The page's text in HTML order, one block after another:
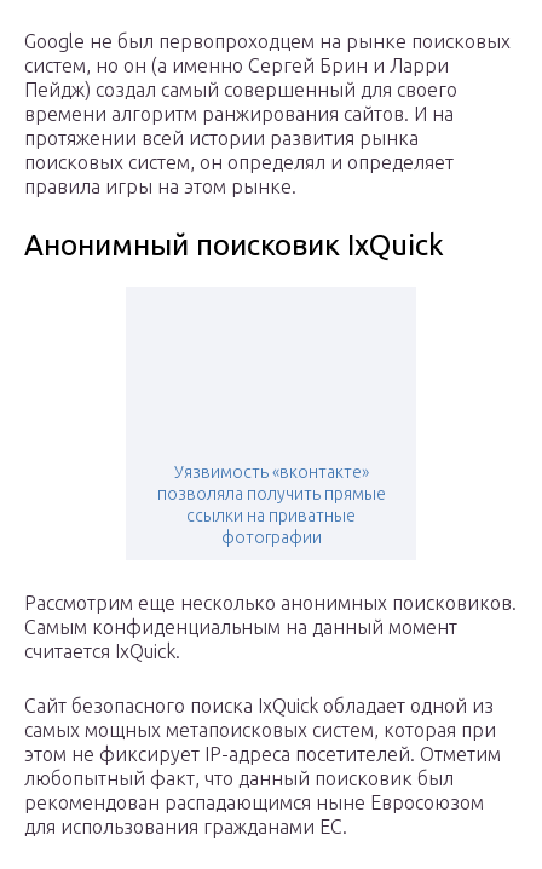
Google не был первопроходцем на рынке поисковых
систем, но он (а именно Сергей Брин и Ларри
Пейдж) создал самый совершенный для своего
времени алгоритм ранжирования сайтов. И на
протяжении всей истории развития рынка
поисковых систем, он определял и определяет
правила игры на этом рынке.
Анонимный поисковик IxQuick
Уязвимость «вконтакте»
позволяла получить прямые
ссылки на приватные
фотографии
Рассмотрим еще несколько анонимных поисковиков.
Самым конфиденциальным на данный момент
считается IxQuick.
Сайт безопасного поиска IxQuick обладает одной из
самых мощных метапоисковых систем, которая при
этом не фиксирует IP-адреса посетителей. Отметим
любопытный факт, что данный поисковик был
рекомендован распадающимся ныне Евросоюзом
для использования гражданами ЕС.